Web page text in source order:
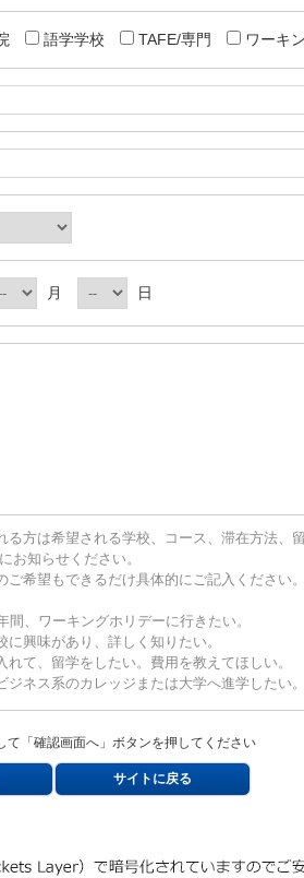
語学学校 TAFE/専門 ワーキ
月 日
る方は希望される学校、コース、滞在方法、
お知らせください。
ご希望もできるだけ具体的にご記入ください
間、ワーキングホリデーに行きたい。
に興味があり、詳しく知りたい。
れて、留学をしたい。費用を教えてほしい。
ジネス系のカレッジまたは大学へ進学したい
て「確認画面へ」ボタンを押してください